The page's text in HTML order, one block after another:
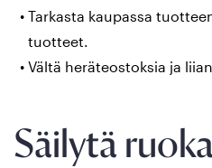
Tarkasta kaupassa
tuotteet.
Vältä heräteostoksia ja
Säilytä